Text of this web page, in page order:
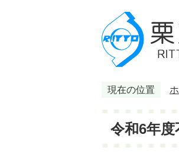
現在の位置
令和6年度